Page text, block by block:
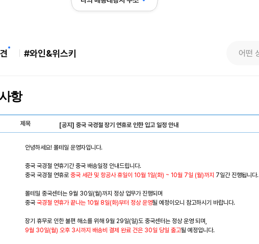
#와인&위스키
항
제목 [공지] 중국 국경절 장기 연휴로 인한 입고 일정 안내
안녕하세요! 몰테일 운영자입니다.
중국 국경절 연휴기간 중국 배송일정 안내드립니다.
중국 국경절 연휴로 중국 세관 및 항공사 휴일이 10월 1일(화) ~ 10월 7일 (월)까지 7일간 진행됩니다.
몰테일 중국센터는 9월 30일(월)까지 정상 업무가 진행되며
중국 국경절 연휴가 끝나는 10월 8일(화)부터 정상 운영될 예정이오니 참고하시기 바랍니다.
장기 휴무로 인한 불편 해소를 위해 9월 29일(일)도 중국센터는 정상 운영 되며,
9월 30일(월) 오후 3시까지 배송비 결제 완료 건은 30일 당일 출고될 예정입니다.